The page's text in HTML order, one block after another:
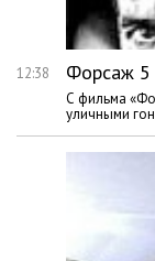
12:38 Форсаж 5
С фильма
уличными